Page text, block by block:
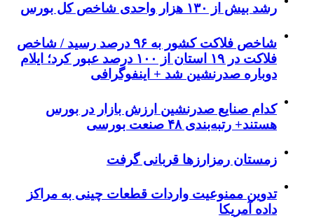
رشد بیش از ۱۳۰ هزار واحدی شاخص کل بورس
شاخص فلاکت کشور به ۹۶ درصد رسید / شاخص
فلاکت در ۱۹ استان از ۱۰۰ درصد عبور کرد؛ ایلام
دوباره صدرنشین شد + اینفوگرافی
کدام صنایع صدرنشین‌ ارزش بازار در بورس
هستند+ رتبه‌بندی ۴۸ صنعت بورسی
زمستان رمزارزها قربانی گرفت
تدوین ممنوعیت واردات قطعات چینی به مراکز
داده آمریکا